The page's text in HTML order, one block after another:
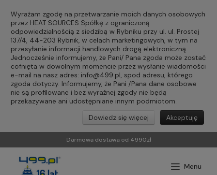
Wyrażam zgodę na przetwarzanie moich danych osobowych
przez HEAT SOURCES Spółkę z ograniczoną
odpowiedzialnością z siedzibą w Rybniku przy ul. ul. Prostej
137/4, 44-203 Rybnik, w celach marketingowych, w tym na
przesyłanie informacji handlowych drogą elektroniczną.
Jednocześnie informujemy, że Pani/ Pana zgoda może zostać
cofnięta w dowolnym momencie przez wysłanie wiadomości
e-mail na nasz adres: info@499.pl, spod adresu, którego
zgoda dotyczy. Informujemy, że Pani /Pana dane osobowe
nie są profilowane i bez wyraźnej zgody nie będą
przekazywane ani udostępniane innym podmiotom.
Akceptuję
Dowiedz się więcej
Darmowa dostawa od 4990zł